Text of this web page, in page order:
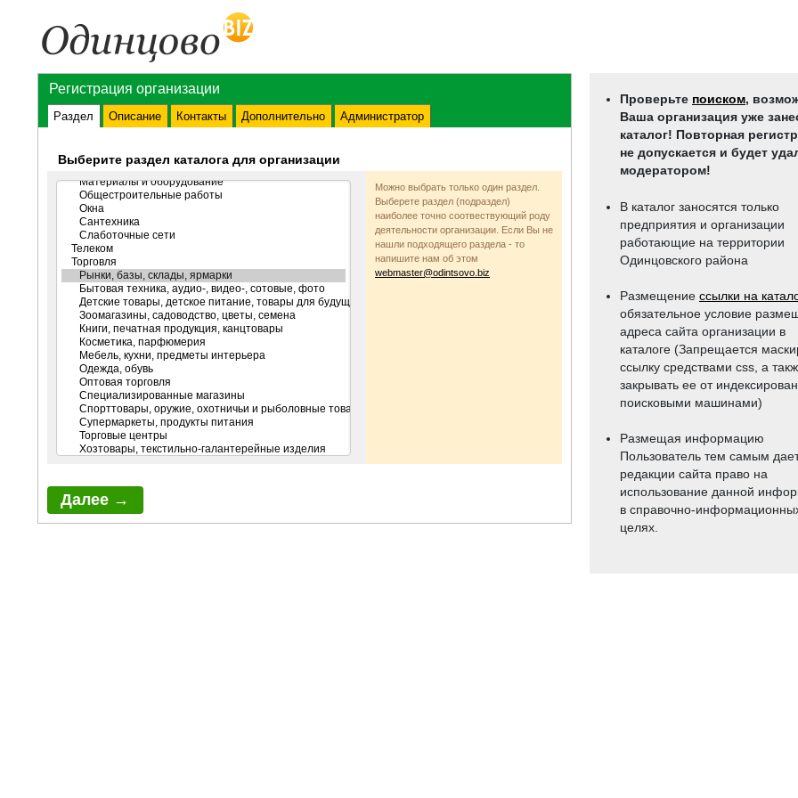
Регистрация организации
Раздел Описание Контакты Дополнительно Администратор
Выберите раздел каталога для организации
Можно выбрать только один раздел.
Выберете раздел (подраздел)
наиболее точно соотвествующий роду
деятельности организации. Если Вы не
нашли подходящего раздела - то
напишите нам об этом
webmaster@odintsovo.biz
Проверьте поиском,
Ваша организация уже
каталог! Повторная
не допускается и будет
модератором!
В каталог заносятся только
предприятия и организации
работающие на территории
Одинцовского района
Размещение ссылки на
обязательное условие
адреса сайта организации в
каталоге (Запрещается
ссылку средствами css, a
закрывать ее от
поисковыми машинами)
Размещая информацию
Пользователь тем самым
редакции сайта право на
использование данной
в справочно-
целях.